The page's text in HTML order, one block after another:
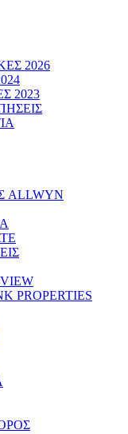
2026
2023
ALLWYN
PROPERTIES